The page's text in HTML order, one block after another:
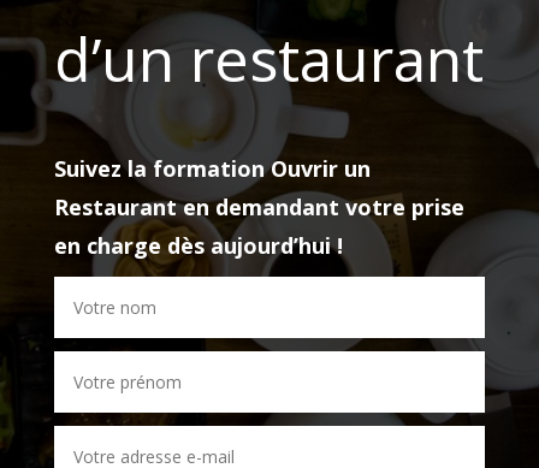
d’un restaurant
Suivez la formationOuvrir un
Restauranten demandant votre prise
en charge dès aujourd’hui !